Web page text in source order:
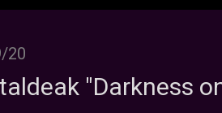
20
"Darkness